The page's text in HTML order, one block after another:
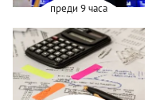
преди 9 часа